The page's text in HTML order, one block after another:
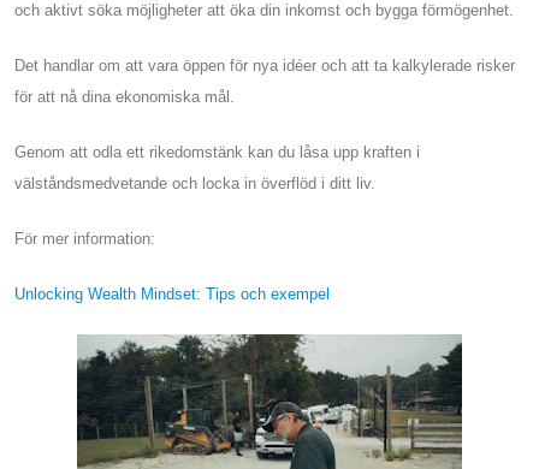
och aktivt söka möjligheter att öka din inkomst och bygga förmögenhet.
Det handlar om att vara öppen för nya idéer och att ta kalkylerade risker
för att nå dina ekonomiska mål.
Genom att odla ett rikedomstänk kan du låsa upp kraften i
välståndsmedvetande och locka in överflöd i ditt liv.
För mer information:
Unlocking Wealth Mindset: Tips och exempel